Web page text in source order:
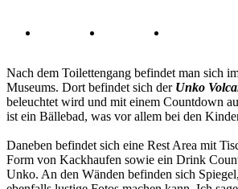
Nach dem Toilettengang befindet man sich
Museums. Dort befindet sich der Unko
beleuchtet wird und mit einem Countdown
ist ein Bällebad, was vor allem bei den
Daneben befindet sich eine Rest Area mit
Form von Kackhaufen sowie ein Drink
Unko. An den Wänden befinden sich